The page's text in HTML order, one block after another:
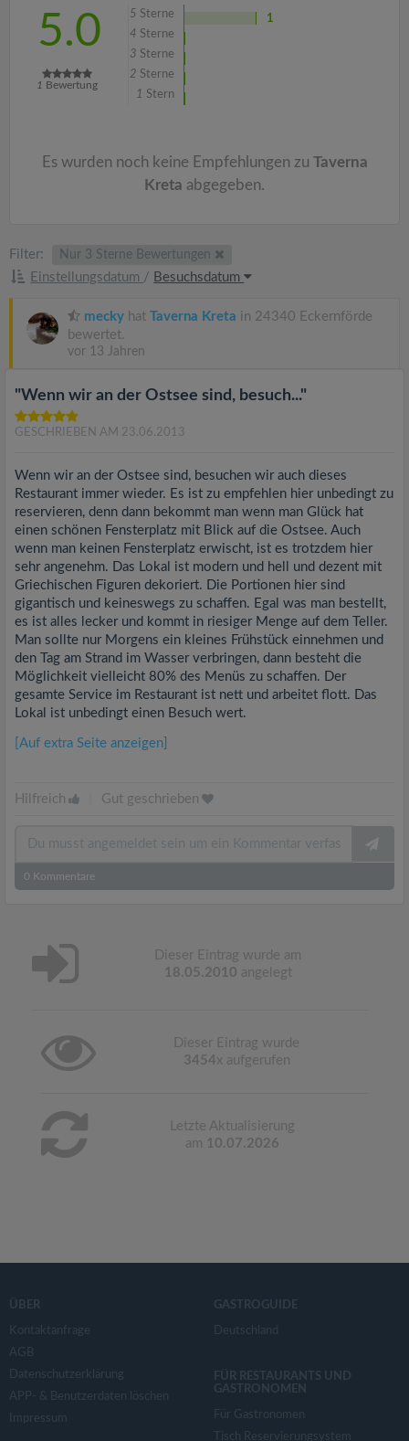
5.0
1 Bewertung
5 Sterne
1
4 Sterne
3 Sterne
2 Sterne
1 Stern
Es wurden noch keine Empfehlungen zu Taverna
Kreta abgegeben.
Filter: Nur 3 Sterne Bewertungen
Einstellungsdatum / Besuchsdatum
mecky hat Taverna Kreta in 24340 Eckernförde
bewertet.
vor 13 Jahren
"Wenn wir an der Ostsee sind, besuch..."
GESCHRIEBEN AM 23.06.2013
Wenn wir an der Ostsee sind, besuchen wir auch dieses
Restaurant immer wieder. Es ist zu empfehlen hier unbedingt zu
reservieren, denn dann bekommt man wenn man Glück hat
einen schönen Fensterplatz mit Blick auf die Ostsee. Auch
wenn man keinen Fensterplatz erwischt, ist es trotzdem hier
sehr angenehm. Das Lokal ist modern und hell und dezent mit
Griechischen Figuren dekoriert. Die Portionen hier sind
gigantisch und keineswegs zu schaffen. Egal was man bestellt,
es ist alles lecker und kommt in riesiger Menge auf dem Teller.
Man sollte nur Morgens ein kleines Frühstück einnehmen und
den Tag am Strand im Wasser verbringen, dann besteht die
Möglichkeit vielleicht 80% des Menüs zu schaffen. Der
gesamte Service im Restaurant ist nett und arbeitet flott. Das
Lokal ist unbedingt einen Besuch wert.
[Auf extra Seite anzeigen]
Hilfreich Gut geschrieben
0 Kommentare
Dieser Eintrag wurde am
18.05.2010 angelegt
Dieser Eintrag wurde
3454x aufgerufen
Letzte Aktualisierung
am 10.07.2026
ÜBER
Kontaktanfrage
AGB
Datenschutzerklärung
APP- & Benutzerdaten löschen
Impressum
GASTROGUIDE
Deutschland
FÜR RESTAURANTS UND
GASTRONOMEN
Für Gastronomen
Tisch Reservierungsystem